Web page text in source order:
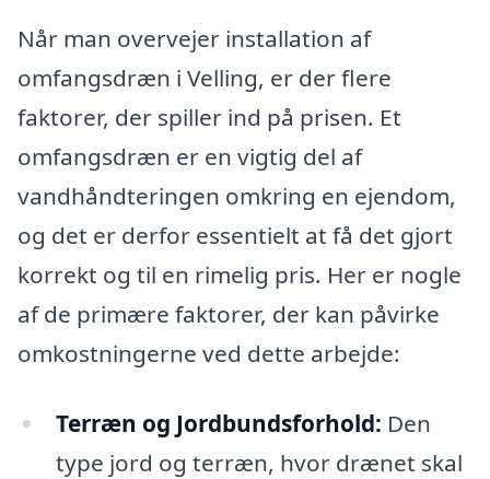
Når man overvejer installation af
omfangsdræn i Velling, er der flere
faktorer, der spiller ind på prisen. Et
omfangsdræn er en vigtig del af
vandhåndteringen omkring en ejendom,
og det er derfor essentielt at få det gjort
korrekt og til en rimelig pris. Her er nogle
af de primære faktorer, der kan påvirke
omkostningerne ved dette arbejde:
Terræn og Jordbundsforhold: Den
type jord og terræn, hvor drænet skal